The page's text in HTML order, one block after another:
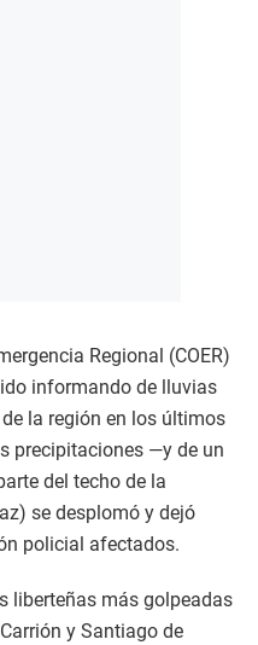
Regional (COER)
informando de lluvias
la región en los últimos
precipitaciones —y de un
del techo de la
se desplomó y dejó
policial afectados.
liberteñas más golpeadas
y Santiago de